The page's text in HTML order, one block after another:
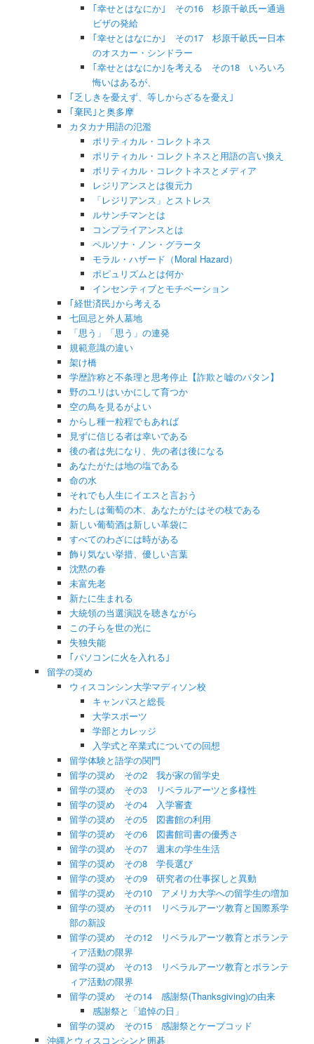
｢幸せとはなにか｣ その16 杉原千畝氏ー通過
ビザの発給
｢幸せとはなにか｣ その17 杉原千畝氏ー日本
のオスカー・シンドラー
｢幸せとはなにか｣を考える その18 いろいろ
悔いはあるが、
｢乏しきを憂えず、等しからざるを憂え｣
｢棄民｣と奥多摩
カタカナ用語の氾濫
ポリティカル・コレクトネス
ポリティカル・コレクトネスと用語の言い換え
ポリティカル・コレクトネスとメディア
レジリアンスとは復元力
「レジリアンス」とストレス
ルサンチマンとは
コンプライアンスとは
ペルソナ・ノン・グラータ
モラル・ハザード（Moral Hazard）
ポピュリズムとは何か
インセンティブとモチベーション
｢経世済民｣から考える
七回忌と外人墓地
「思う」「思う」の連発
規範意識の違い
架け橋
学歴詐称と不条理と思考停止【詐欺と嘘のパタン】
野のユリはいかにして育つか
空の鳥を見るがよい
からし種一粒程でもあれば
見ずに信じる者は幸いである
後の者は先になり、先の者は後になる
あなたがたは地の塩である
命の水
それでも人生にイエスと言おう
わたしは葡萄の木、あなたがたはその枝である
新しい葡萄酒は新しい革袋に
すべてのわざには時がある
飾り気ない挙措、優しい言葉
沈黙の春
未富先老
新たに生まれる
大統領の当選演説を聴きながら
この子らを世の光に
失独失能
｢パソコンに火を入れる｣
留学の奨め
ウィスコンシン大学マディソン校
キャンパスと総長
大学スポーツ
学部とカレッジ
入学式と卒業式についての回想
留学体験と語学の関門
留学の奨め その2 我が家の留学史
留学の奨め その3 リベラルアーツと多様性
留学の奨め その4 入学審査
留学の奨め その5 図書館の利用
留学の奨め その6 図書館司書の優秀さ
留学の奨め その7 週末の学生生活
留学の奨め その8 学長選び
留学の奨め その9 研究者の仕事探しと異動
留学の奨め その10 アメリカ大学への留学生の増加
留学の奨め その11 リベラルアーツ教育と国際系学
部の新設
留学の奨め その12 リベラルアーツ教育とボランテ
ィア活動の限界
留学の奨め その13 リベラルアーツ教育とボランテ
ィア活動の限界
留学の奨め その14 感謝祭(Thanksgiving)の由来
感謝祭と「追悼の日」
留学の奨め その15 感謝祭とケープコッド
沖縄とウィスコンシンと囲碁